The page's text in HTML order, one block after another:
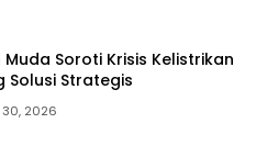
Muda Soroti Krisis Kelistrikan
Solusi Strategis
30, 2026